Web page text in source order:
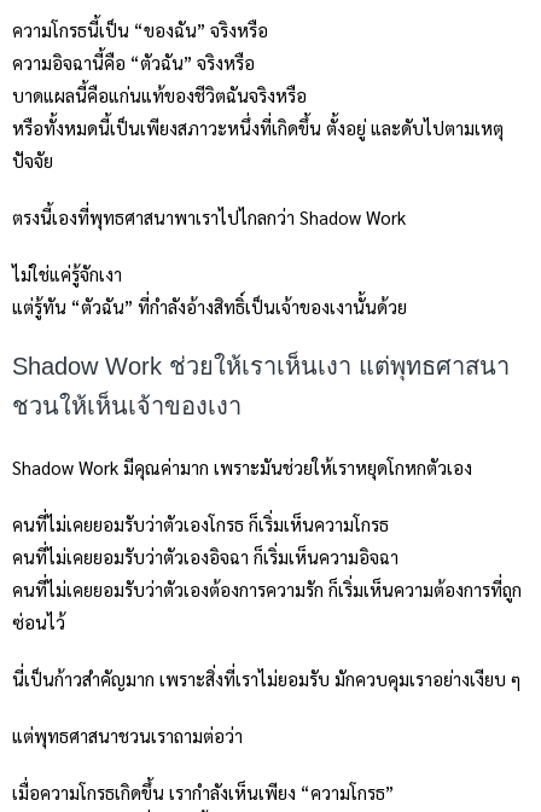
ความโกรธนี้เป็น “ของฉัน” จริงหรือ
ความอิจฉานี้คือ “ตัวฉัน” จริงหรือ
บาดแผลนี้คือแก่นแท้ของชีวิตฉันจริงหรือ
หรือทั้งหมดนี้เป็นเพียงสภาวะหนึ่งที่เกิดขึ้น ตั้งอยู่ และดับไปตามเหตุ
ปัจจัย
ตรงนี้เองที่พุทธศาสนาพาเราไปไกลกว่า Shadow Work
ไม่ใช่แค่รู้จักเงา
แต่รู้ทัน “ตัวฉัน” ที่กำลังอ้างสิทธิ์เป็นเจ้าของเงานั้นด้วย
Shadow Work ช่วยให้เราเห็นเงา แต่พุทธศาสนา
ชวนให้เห็นเจ้าของเงา
Shadow Work มีคุณค่ามาก เพราะมันช่วยให้เราหยุดโกหกตัวเอง
คนที่ไม่เคยยอมรับว่าตัวเองโกรธ ก็เริ่มเห็นความโกรธ
คนที่ไม่เคยยอมรับว่าตัวเองอิจฉา ก็เริ่มเห็นความอิจฉา
คนที่ไม่เคยยอมรับว่าตัวเองต้องการความรัก ก็เริ่มเห็นความต้องการที่ถูก
ซ่อนไว้
นี่เป็นก้าวสำคัญมาก เพราะสิ่งที่เราไม่ยอมรับ มักควบคุมเราอย่างเงียบ ๆ
แต่พุทธศาสนาชวนเราถามต่อว่า
เมื่อความโกรธเกิดขึ้น เรากำลังเห็นเพียง “ความโกรธ”